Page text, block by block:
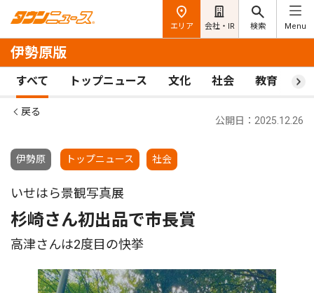
エリア 会社・IR 検索 Menu
伊勢原版
すべて トップニュース 文化 社会 教育 ス
戻る
伊勢原 トップニュース 社会
公開日：2025.12.26
いせはら景観写真展
杉崎さん初出品で市長賞
高津さんは2度目の快挙